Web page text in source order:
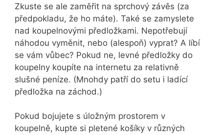
Zkuste se ale zaměřit na sprchový závěs (za
předpokladu, že ho máte). Také se zamyslete
nad koupelnovými předložkami. Nepotřebují
náhodou vyměnit, nebo (alespoň) vyprat? A líbí
se vám vůbec? Pokud ne, levné předložky do
koupelny koupíte na internetu za relativně
slušné peníze. (Mnohdy patří do setu i ladící
předložka na záchod.)
Pokud bojujete s úložným prostorem v
koupelně, kupte si pletené košíky v různých